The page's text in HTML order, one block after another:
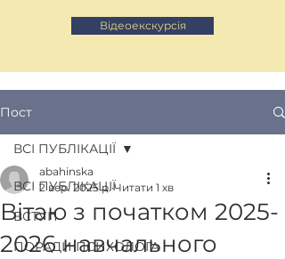
Відеоекскурсія
Пост
ВСІ ПУБЛІКАЦІЇ
ВСТУП
ПОРАДИ ПСИХОЛОГА
ВСІ ПУБЛІКАЦІЇ
Вітаю з початком 2025-
2026 навчального
abahinska
2 вер. 2025 р. Читати 1 хв